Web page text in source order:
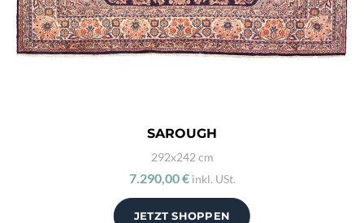
JETZT SHOPPEN
SAROUGH
292x242 cm
7.290,00 € inkl. USt.